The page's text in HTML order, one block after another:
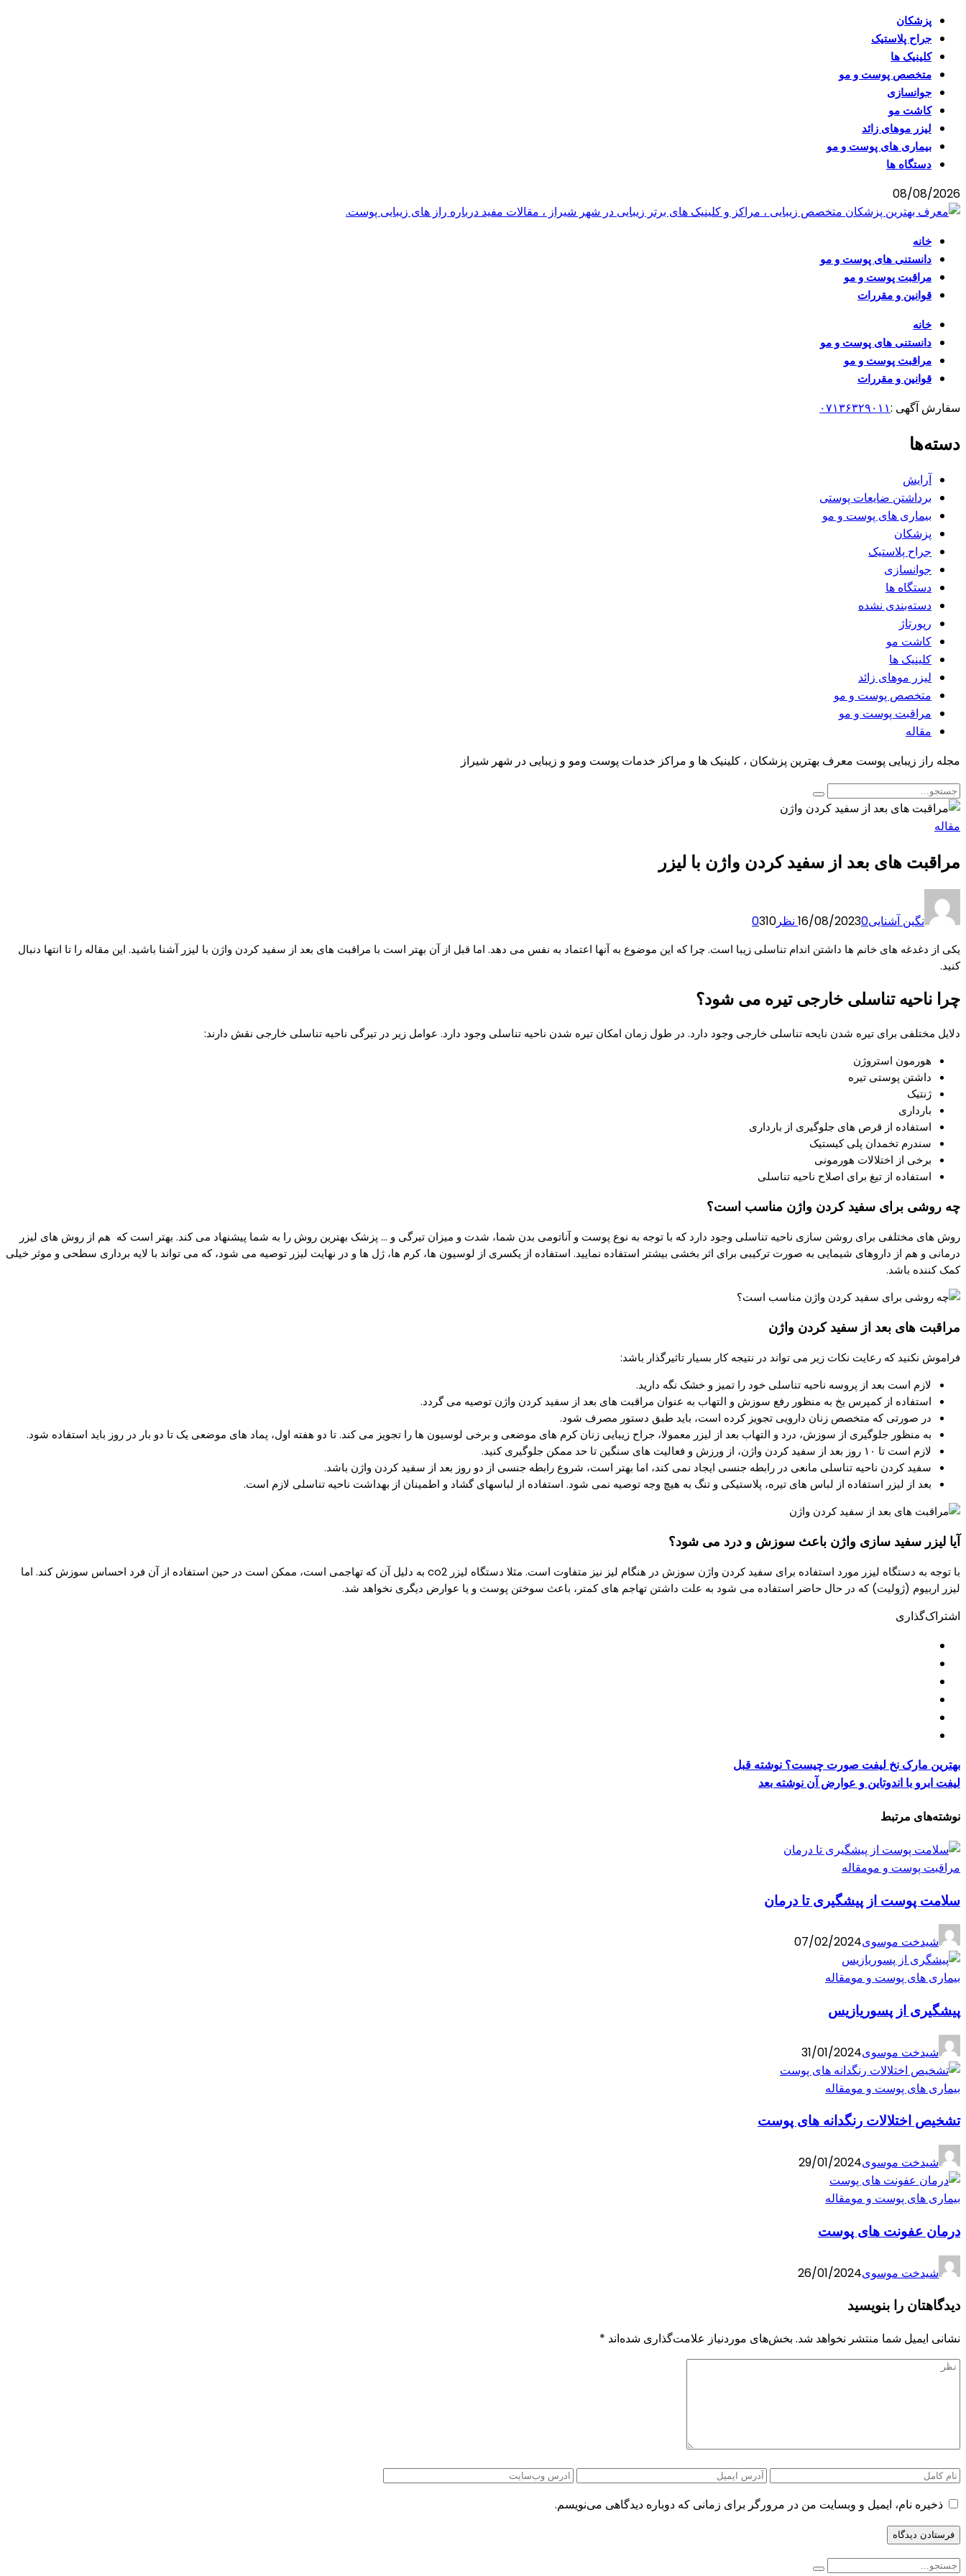
پزشکان
جراح پلاستیک
کلینیک ها
متخصص پوست و مو
جوانسازی
کاشت مو
لیزر موهای زائد
بیماری های پوست و مو
دستگاه ها
08/08/2026
خانه
دانستنی های پوست و مو
مراقبت پوست و مو
قوانین و مقررات
خانه
دانستنی های پوست و مو
مراقبت پوست و مو
قوانین و مقررات
سفارش آگهی :۰۷۱۳۶۳۲۹۰۱۱
دسته‌ها
آرایش
برداشتن ضایعات پوستی
بیماری های پوست و مو
پزشکان
جراح پلاستیک
جوانسازی
دستگاه ها
دسته‌بندی نشده
رپورتاژ
کاشت مو
کلینیک ها
لیزر موهای زائد
متخصص پوست و مو
مراقبت پوست و مو
مقاله
مجله راز زیبایی پوست معرف بهترین پزشکان ، کلینیک ها و مراکز خدمات پوست ومو و زیبایی در شهر شیراز
مقاله
مراقبت های بعد از سفید کردن واژن با لیزر
نگین آشنایی 16/08/20230 نظر 0310
یکی از دغدغه های خانم ها داشتن اندام تناسلی زیبا است. چرا که این موضوع به آنها اعتماد به نفس می دهد. اما قبل از آن بهتر است با مراقبت های بعد از سفید کردن واژن با لیزر آشنا باشید. این مقاله را تا انتها دنبال
کنید.
چرا ناحیه تناسلی خارجی تیره می شود؟
دلایل مختلفی برای تیره شدن نایحه تناسلی خارجی وجود دارد. در طول زمان امکان تیره شدن ناحیه تناسلی وجود دارد. عوامل زیر در تیرگی ناحیه تناسلی خارجی نقش دارند:
هورمون استروژن
داشتن پوستی تیره
ژنتیک
بارداری
استفاده از قرص های جلوگیری از بارداری
سندرم تخمدان پلی کیستیک
برخی از اختلالات هورمونی
استفاده از تیغ برای اصلاح ناحیه تناسلی
چه روشی برای سفید کردن واژن مناسب است؟
روش های مختلفی برای روشن سازی ناحیه تناسلی وجود دارد که با توجه به نوع پوست و آناتومی بدن شما، شدت و میزان تیرگی و … پزشک بهترین روش را به شما پیشنهاد می کند. بهتر است که هم از روش های لیزر
درمانی و هم از داروهای شیمایی به صورت ترکیبی برای اثر بخشی بیشتر استفاده نمایید. استفاده از یکسری از لوسیون ها، کرم ها، ژل ها و در نهایت لیزر توصیه می شود، که می تواند با لایه برداری سطحی و موثر خیلی
کمک کننده باشد.
مراقبت های بعد از سفيد کردن واژن
فراموش نکنید که رعایت نکات زیر می تواند در نتیجه کار بسیار تاثیرگذار باشد:
لازم است بعد از پروسه ناحیه تناسلی خود را تمیز و خشک نگه دارید.
استفاده از کمپرس یخ به منظور رفع سوزش و التهاب به عنوان مراقبت های بعد از سفید کردن واژن توصیه می گردد.
در صورتی که متخصص زنان دارویی تجویز کرده است، باید طبق دستور مصرف شود.
به منظور جلوگیری از سوزش، درد و التهاب بعد از لیزر معمولا، جراح زیبایی زنان کرم های موضعی و برخی لوسیون ها را تجویز می کند. تا دو هفته اول، پماد های موضعی یک تا دو بار در روز باید استفاده شود.
لازم است تا ۱۰ روز بعد از سفید کردن واژن، از ورزش و فعالیت های سنگین تا حد ممکن جلوگیری کنید.
سفید کردن ناحیه تناسلی مانعی در رابطه جنسی ایجاد نمی کند، اما بهتر است، شروع رابطه جنسی از دو روز بعد از سفید کردن واژن باشد.
بعد از لیزر استفاده از لباس های تیره، پلاستیکی و تنگ به هیچ وجه توصیه نمی شود. استفاده از لباسهای گشاد و اطمینان از بهداشت ناحیه تناسلی لازم است.
آیا لیزر سفید سازی واژن باعث سوزش و درد می شود؟
با توجه به دستگاه لیزر مورد استفاده برای سفید کردن واژن سوزش در هنگام لیز نیز متفاوت است. مثلا دستگاه لیزر co2 به دلیل آن که تهاجمی است، ممکن است در حین استفاده از آن فرد احساس سوزش کند. اما
لیزر اربیوم (ژولیت) که در حال حاضر استفاده می شود به علت داشتن تهاجم های کمتر، باعث سوختن پوست و یا عوارض دیگری نخواهد شد.
اشتراک‌گذاری
بهترین مارک نخ لیفت صورت چیست؟ نوشته قبل
لیفت ابرو با اندوتاین و عوارض آن نوشته بعد
نوشته‌های مرتبط
مراقبت پوست و مومقاله
سلامت پوست از پیشگیری تا درمان
شیدخت موسوی07/02/2024
بیماری های پوست و مومقاله
پیشگیری از پسوریازیس
شیدخت موسوی31/01/2024
بیماری های پوست و مومقاله
تشخیص اختلالات رنگدانه های پوست
شیدخت موسوی29/01/2024
بیماری های پوست و مومقاله
درمان عفونت های پوست
شیدخت موسوی26/01/2024
دیدگاهتان را بنویسید
نشانی ایمیل شما منتشر نخواهد شد. بخش‌های موردنیاز علامت‌گذاری شده‌اند *
ذخیره نام، ایمیل و وبسایت من در مرورگر برای زمانی که دوباره دیدگاهی می‌نویسم.